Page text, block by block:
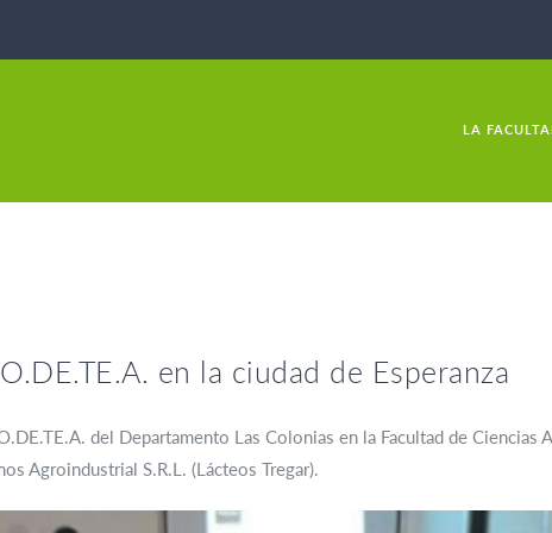
LA
en la ciudad de Esperanza
del Departamento Las Colonias en la Facultad de Ciencias
Agroindustrial S.R.L. (Lácteos Tregar).